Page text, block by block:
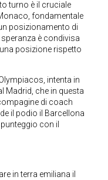
turno è il cruciale
fondamentale
posizionamento di
è condivisa
posizione rispetto
intenta in
Madrid, che in questa
di coach
il podio il Barcellona
con il
in terra emiliana il